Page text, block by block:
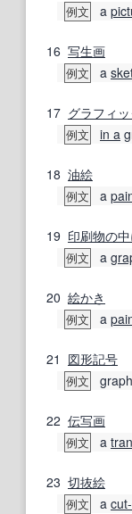
例文 a
16 写生画
例文 a
17 グラフィッ
例文 in a
18 油絵
例文 a
19 印刷物の
例文 a
20 絵かき
例文 a
21 図形記号
例文
22 伝写画
例文 a
23 切抜絵
例文 a